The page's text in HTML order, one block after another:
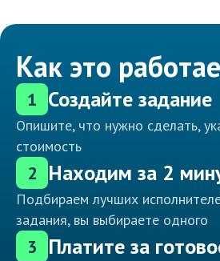
Как это
1 Создайте задание
Опишите, что нужно сделать,
стоимость
2 Находим за 2
Подбираем лучших
задания, вы выбираете одного
3 Платите за